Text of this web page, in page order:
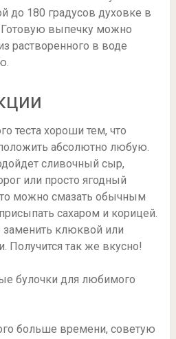
до 180 градусов духовке в
Готовую выпечку можно
растворенного в воде
теста хороши тем, что
абсолютно любую.
сливочный сыр,
или просто ягодный
можно смазать обычным
сахаром и корицей.
клюквой или
Получится так же вкусно!
больше времени, советую